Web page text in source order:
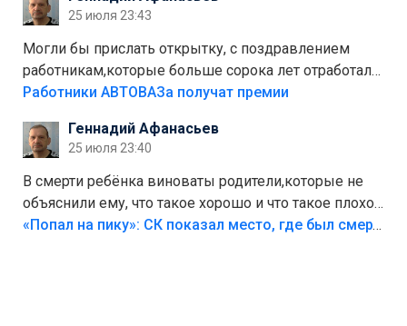
25 июля 23:43
Могли бы прислать открытку, с поздравлением
работникам,которые больше сорока лет отработали
на предприятии.
Работники АВТОВАЗа получат премии
Геннадий Афанасьев
25 июля 23:40
В смерти ребёнка виноваты родители,которые не
объяснили ему, что такое хорошо и что такое плохо!
Лезть через такой забор,верх безумия,есть же
«Попал на пику»: СК показал место, где был смертельно травмирован ребенок в Тольятти